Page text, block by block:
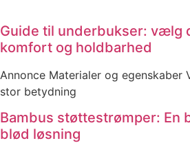
Guide til underbukser: vælg
komfort og holdbarhed
Annonce Materialer og egenskaber
stor betydning
Bambus støttestrømper: En
blød løsning